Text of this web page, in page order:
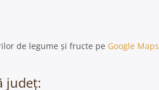
de legume și fructe pe Google Maps
județ: